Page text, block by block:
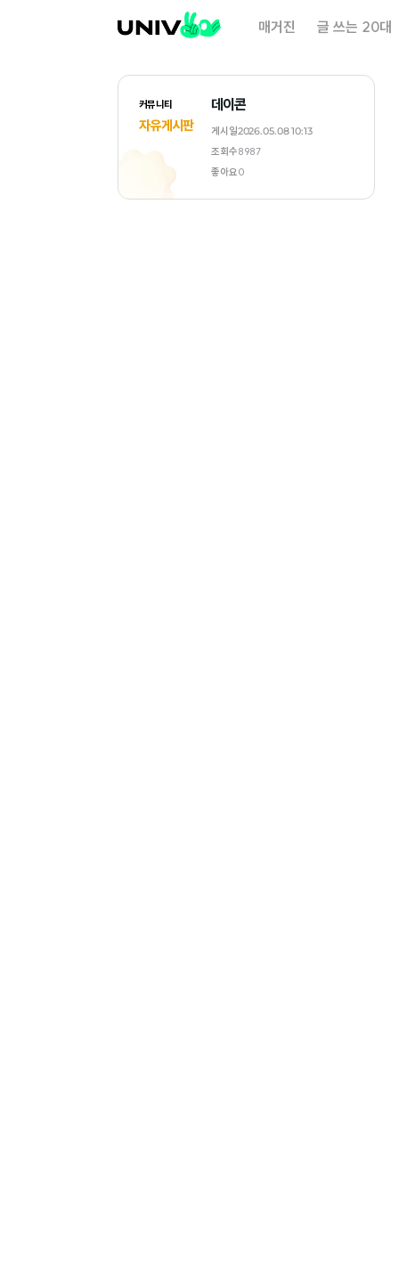
매거진 글 쓰는 20대
커뮤니티
자유게시판
데이콘
게시일2026.05.08 10:13
조회수8987
좋아요0